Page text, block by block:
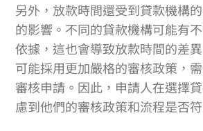
另外，放款時間還受到貸款機構
的影響。不同的貸款機構可能有
依據，這也會導致放款時間的差
可能採用更加嚴格的審核政策，
審核申請。因此，申請人在選擇
慮到他們的審核政策和流程是否